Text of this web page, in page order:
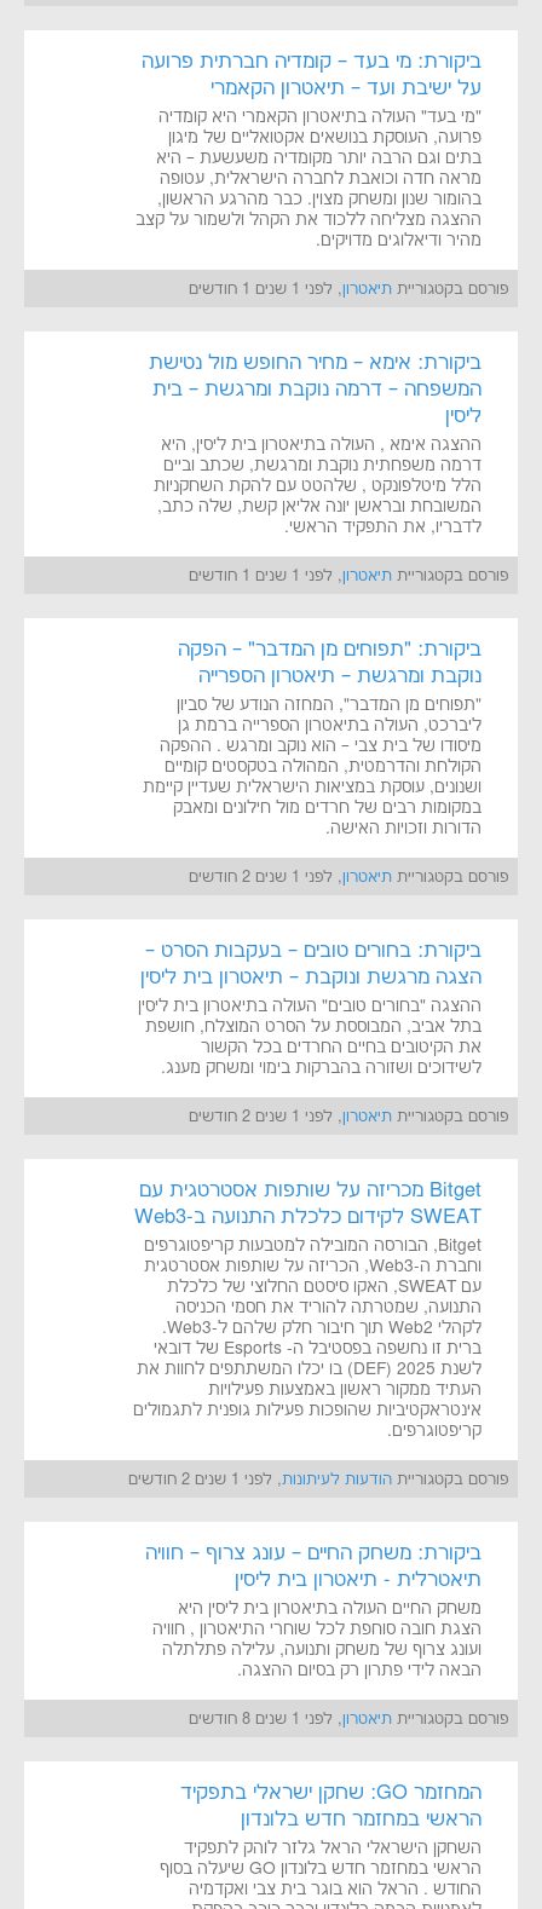
ביקורת: מי בעד – קומדיה חברתית פרועה
על ישיבת ועד – תיאטרון הקאמרי
"מי בעד" העולה בתיאטרון הקאמרי היא קומדיה
פרועה, העוסקת בנושאים אקטואליים של מיגון
בתים וגם הרבה יותר מקומדיה משעשעת – היא
מראה חדה וכואבת לחברה הישראלית, עטופה
בהומור שנון ומשחק מצוין. כבר מהרגע הראשון,
ההצגה מצליחה ללכוד את הקהל ולשמור על קצב
מהיר ודיאלוגים מדויקים.
פורסם בקטגוריית תיאטרון, לפני 1 שנים 1 חודשים
ביקורת: אימא – מחיר החופש מול נטישת
המשפחה – דרמה נוקבת ומרגשת – בית
ליסין
ההצגה אימא , העולה בתיאטרון בית ליסין, היא
דרמה משפחתית נוקבת ומרגשת, שכתב וביים
הלל מיטלפונקט , שלהטט עם להקת השחקניות
המשובחת ובראשן יונה אליאן קשת, שלה כתב,
לדבריו, את התפקיד הראשי.
פורסם בקטגוריית תיאטרון, לפני 1 שנים 1 חודשים
ביקורת: "תפוחים מן המדבר" – הפקה
נוקבת ומרגשת – תיאטרון הספרייה
"תפוחים מן המדבר", המחזה הנודע של סביון
ליברכט, העולה בתיאטרון הספרייה ברמת גן
מיסודו של בית צבי – הוא נוקב ומרגש . ההפקה
הקולחת והדרמטית, המהולה בטקסטים קומיים
ושנונים, עוסקת במציאות הישראלית שעדיין קיימת
במקומות רבים של חרדים מול חילונים ומאבק
הדורות וזכויות האישה.
פורסם בקטגוריית תיאטרון, לפני 1 שנים 2 חודשים
ביקורת: בחורים טובים – בעקבות הסרט –
הצגה מרגשת ונוקבת – תיאטרון בית ליסין
ההצגה "בחורים טובים" העולה בתיאטרון בית ליסין
בתל אביב, המבוססת על הסרט המוצלח, חושפת
את הקיטובים בחיים החרדים בכל הקשור
לשידוכים ושזורה בהברקות בימוי ומשחק מענג.
פורסם בקטגוריית תיאטרון, לפני 1 שנים 2 חודשים
Bitget מכריזה על שותפות אסטרטגית עם
SWEAT לקידום כלכלת התנועה ב-Web3
Bitget, הבורסה המובילה למטבעות קריפטוגרפים
וחברת ה-Web3, הכריזה על שותפות אסטרטגית
עם SWEAT, האקו סיסטם החלוצי של כלכלת
התנועה, שמטרתה להוריד את חסמי הכניסה
לקהלי Web2 תוך חיבור חלק שלהם ל-Web3.
ברית זו נחשפה בפסטיבל ה- Esports של דובאי
לשנת 2025 (DEF) בו יכלו המשתתפים לחוות את
העתיד ממקור ראשון באמצעות פעילויות
אינטראקטיביות שהופכות פעילות גופנית לתגמולים
קריפטוגרפים.
פורסם בקטגוריית הודעות לעיתונות, לפני 1 שנים 2 חודשים
ביקורת: משחק החיים – עונג צרוף – חוויה
תיאטרלית - תיאטרון בית ליסין
משחק החיים העולה בתיאטרון בית ליסין היא
הצגת חובה סוחפת לכל שוחרי התיאטרון , חוויה
ועונג צרוף של משחק ותנועה, עלילה פתלתלה
הבאה לידי פתרון רק בסיום ההצגה.
פורסם בקטגוריית תיאטרון, לפני 1 שנים 8 חודשים
המחזמר GO: שחקן ישראלי בתפקיד
הראשי במחזמר חדש בלונדון
השחקן הישראלי הראל גלזר לוהק לתפקיד
הראשי במחזמר חדש בלונדון GO שיעלה בסוף
החודש . הראל הוא בוגר בית צבי ואקדמיה